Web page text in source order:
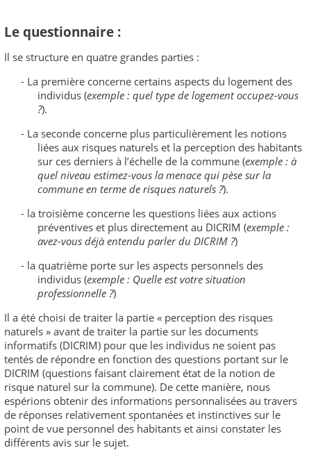
Le questionnaire :
Il se structure en quatre grandes parties :
- La première concerne certains aspects du logement des
individus (exemple : quel type de logement occupez-vous
?).
- La seconde concerne plus particulièrement les notions
liées aux risques naturels et la perception des habitants
sur ces derniers à l’échelle de la commune (exemple : à
quel niveau estimez-vous la menace qui pèse sur la
commune en terme de risques naturels ?).
- la troisième concerne les questions liées aux actions
préventives et plus directement au DICRIM (exemple :
avez-vous déjà entendu parler du DICRIM ?)
- la quatrième porte sur les aspects personnels des
individus (exemple : Quelle est votre situation
professionnelle ?)
Il a été choisi de traiter la partie « perception des risques
naturels » avant de traiter la partie sur les documents
informatifs (DICRIM) pour que les individus ne soient pas
tentés de répondre en fonction des questions portant sur le
DICRIM (questions faisant clairement état de la notion de
risque naturel sur la commune). De cette manière, nous
espérions obtenir des informations personnalisées au travers
de réponses relativement spontanées et instinctives sur le
point de vue personnel des habitants et ainsi constater les
différents avis sur le sujet.